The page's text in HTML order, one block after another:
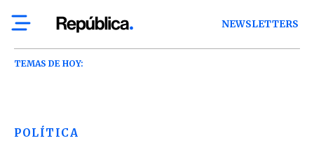
NEWSLETTERS
TEMAS DE HOY:
POLÍTICA